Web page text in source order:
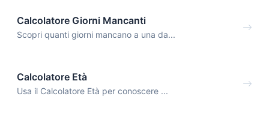
Calcolatore Giorni Mancanti
Scopri quanti giorni mancano a una da...
Calcolatore Età
Usa il Calcolatore Età per conoscere ...